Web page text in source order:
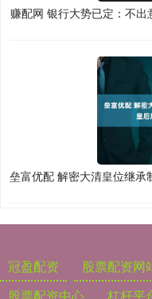
赚配网 银行大势已定：不
垒富优配 解密大清皇位继
冠盈配资 股票配资网
股票配资中心
杠杆平